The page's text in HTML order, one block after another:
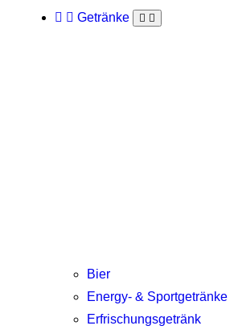
Getränke
Bier
Energy- & Sportgetränke
Erfrischungsgetränk